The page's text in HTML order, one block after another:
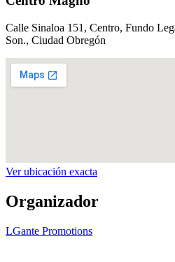
Calle Sinaloa 151, Centro, Fundo
Son., Ciudad Obregón
Ver ubicación exacta
Organizador
LGante Promotions